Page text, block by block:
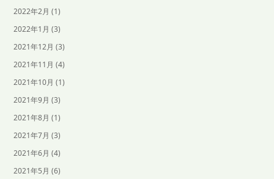
2022年2月 (1)
2022年1月 (3)
2021年12月 (3)
2021年11月 (4)
2021年10月 (1)
2021年9月 (3)
2021年8月 (1)
2021年7月 (3)
2021年6月 (4)
2021年5月 (6)